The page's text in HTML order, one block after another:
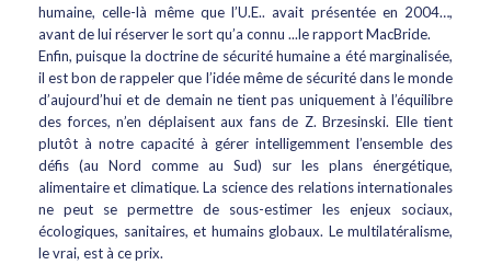
humaine, celle-là même que l’U.E.. avait présentée en 2004…,
avant de lui réserver le sort qu’a connu ...le rapport MacBride.
Enfin, puisque la doctrine de sécurité humaine a été marginalisée,
il est bon de rappeler que l’idée même de sécurité dans le monde
d’aujourd’hui et de demain ne tient pas uniquement à l’équilibre
des forces, n’en déplaisent aux fans de Z. Brzesinski. Elle tient
plutôt à notre capacité à gérer intelligemment l’ensemble des
défis (au Nord comme au Sud) sur les plans énergétique,
alimentaire et climatique. La science des relations internationales
ne peut se permettre de sous-estimer les enjeux sociaux,
écologiques, sanitaires, et humains globaux. Le multilatéralisme,
le vrai, est à ce prix.